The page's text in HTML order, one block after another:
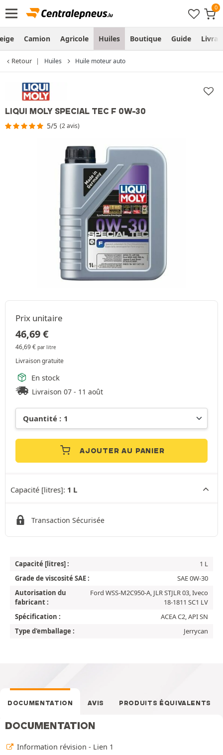
Camion Agricole Huiles Boutique Guide
Retour Huiles Huile moteur auto
LIQUI MOLY SPECIAL TEC F 0W-30
5/5 (2 avis)
Prix unitaire
46,69€
46,69€ par litre
Livraison gratuite
En stock
Livraison 07 - 11 août
AJOUTER AU PANIER
Capacité [litres]: 1 L
Transaction Sécurisée
Capacité [litres] :
1 L
Grade de viscosité SAE :
SAE 0W-30
Autorisation du
fabricant :
Ford WSS-M2C950-A, JLR STJLR 03, Iveco
18-1811 SC1 LV
Spécification :
ACEA C2, API SN
Type d'emballage :
Jerrycan
DOCUMENTATION AVIS PRODUITS ÉQUIVALENTS
DOCUMENTATION
Information révision - Lien 1